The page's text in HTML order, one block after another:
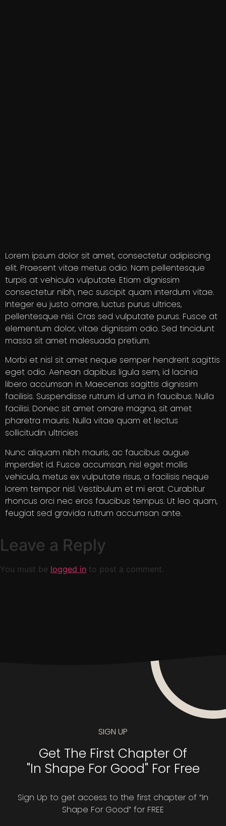
Lorem ipsum dolor sit amet, consectetur adipiscing
elit. Praesent vitae metus odio. Nam pellentesque
turpis at vehicula vulputate. Etiam dignissim
consectetur nibh, nec suscipit quam interdum vitae.
Integer eu justo ornare, luctus purus ultrices,
pellentesque nisi. Cras sed vulputate purus. Fusce at
elementum dolor, vitae dignissim odio. Sed tincidunt
massa sit amet malesuada pretium.
Morbi et nisl sit amet neque semper hendrerit sagittis
eget odio. Aenean dapibus ligula sem, id lacinia
libero accumsan in. Maecenas sagittis dignissim
facilisis. Suspendisse rutrum id urna in faucibus. Nulla
facilisi. Donec sit amet ornare magna, sit amet
pharetra mauris. Nulla vitae quam et lectus
sollicitudin ultricies
Nunc aliquam nibh mauris, ac faucibus augue
imperdiet id. Fusce accumsan, nisl eget mollis
vehicula, metus ex vulputate risus, a facilisis neque
lorem tempor nisl. Vestibulum et mi erat. Curabitur
rhoncus orci nec eros faucibus tempus. Ut leo quam,
feugiat sed gravida rutrum accumsan ante.
Leave a Reply
You must be logged in to post a comment.
SIGN UP
Get The First Chapter Of
"In Shape For Good" For Free
Sign Up to get access to the first chapter of “In
Shape For Good” for FREE